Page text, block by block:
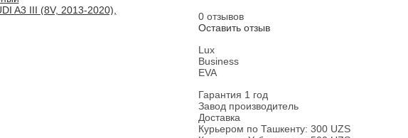
0 отзывов
Оставить отзыв
Lux
Business
EVA
Гарантия 1 год
Завод производитель
Доставка
Курьером по Ташкенту: 300 UZS